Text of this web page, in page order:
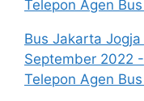
Telepon Agen
Bus Jakarta
September 2022 -
Telepon Agen